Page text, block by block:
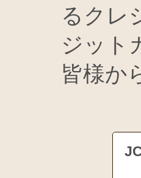
るクレ
ジット
皆様か